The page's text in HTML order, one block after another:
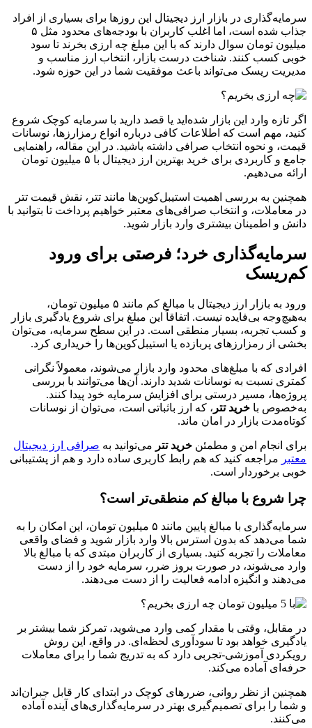
سرمایه‌گذاری در بازار ارز دیجیتال این روزها برای بسیاری از افراد
جذاب شده است، اما اغلب کاربران با بودجه‌های محدود مثل ۵
میلیون تومان سوال دارند که با این مبلغ چه ارزی بخرند تا سود
خوبی کسب کنند. شناخت درست بازار، انتخاب ارز مناسب و
مدیریت ریسک می‌تواند باعث موفقیت شما در این حوزه شود.
اگر تازه وارد این بازار شده‌اید یا قصد دارید با سرمایه کوچک شروع
کنید، مهم است که اطلاعات کافی درباره انواع رمزارزها، نوسانات
قیمت، و نحوه انتخاب صرافی داشته باشید. در این مقاله، راهنمایی
جامع و کاربردی برای خرید بهترین ارز دیجیتال با ۵ میلیون تومان
ارائه می‌دهیم.
همچنین به بررسی اهمیت استیبل‌کوین‌ها مانند تتر، نقش قیمت تتر
در معاملات، و انتخاب صرافی‌های معتبر خواهیم پرداخت تا بتوانید با
دانش و اطمینان بیشتری وارد بازار شوید.
سرمایه‌گذاری خرد؛ فرصتی برای ورود
کم‌ریسک
ورود به بازار ارز دیجیتال با مبالغ کم مانند ۵ میلیون تومان،
به‌هیچ‌وجه بی‌فایده نیست. اتفاقاً این مبلغ برای شروع یادگیری بازار
و کسب تجربه، بسیار منطقی است. در این سطح سرمایه، می‌توان
بخشی از رمزارزهای پربازده یا استیبل‌کوین‌ها را خریداری کرد.
افرادی که با مبلغ‌های محدود وارد بازار می‌شوند، معمولاً نگرانی
کمتری نسبت به نوسانات شدید دارند. آن‌ها می‌توانند با بررسی
پروژه‌ها، مسیر درستی برای افزایش سرمایه خود پیدا کنند.
به‌خصوص با خرید تتر ، که ارز باثباتی است، می‌توان از نوسانات
کوتاه‌مدت بازار در امان ماند.
برای انجام امن و مطمئن خرید تتر می‌توانید به صرافی ارز دیجیتال
معتبر مراجعه کنید که هم رابط کاربری ساده دارد و هم از پشتیبانی
خوبی برخوردار است.
چرا شروع با مبالغ کم منطقی‌تر است؟
سرمایه‌گذاری با مبالغ پایین مانند ۵ میلیون تومان، این امکان را به
شما می‌دهد که بدون استرس بالا وارد بازار شوید و فضای واقعی
معاملات را تجربه کنید. بسیاری از کاربران مبتدی که با مبالغ بالا
وارد می‌شوند، در صورت بروز ضرر، سرمایه خود را از دست
می‌دهند و انگیزه ادامه فعالیت را از دست می‌دهند.
در مقابل، وقتی با مقدار کمی وارد می‌شوید، تمرکز شما بیشتر بر
یادگیری خواهد بود تا سودآوری لحظه‌ای. در واقع، این روش
رویکردی آموزشی-تجربی دارد که به تدریج شما را برای معاملات
حرفه‌ای آماده می‌کند.
همچنین از نظر روانی، ضررهای کوچک در ابتدای کار قابل جبران‌اند
و شما را برای تصمیم‌گیری بهتر در سرمایه‌گذاری‌های آینده آماده
می‌کنند.